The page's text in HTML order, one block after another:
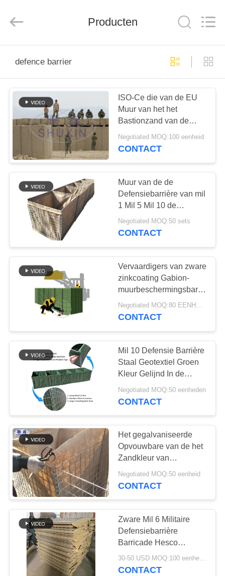
PRODUCTEN
OVER
ONS
FABRIEKSTOCHT
KWALITEITSCONTROLE
NEEM
CONTACT
MET
ONS
OFFERTE
AANVRAGEN
SITEMAP
PRIVACYBELEID
Ltd..
Producten
defence barrier
ISO-Ce die van de EU
Muur van het het
Bastionzand van de
Waaierdefensie de
Barrières Gelaste
Negotiated MOQ:100 eenheid
CONTACT
Muur van de de
Defensiebarrière van mil
1 Mil 5 Mil 10 de
Gegalvaniseerde
Gelaste Hesco voor
Negotiated MOQ:50 sets
CONTACT
Vervaardigers van zware
zinkcoating Gabion-
muurbeschermingsbarrières
voor
veiligheidsgrensbarrières
Negotiated MOQ:80 EENHEDEN
CONTACT
Mil 10 Defensie Barrière
Staal Geotextiel Groen
Kleur Gelijnd In de
bodem
Negotiated MOQ:50 eenheden
CONTACT
Het gegalvaniseerde
Opvouwbare van de het
Zandkleur van
Defensiebarrières Lange
Beroepsleven
Negotiated MOQ:50 eenheid
CONTACT
Zware Mil 6 Militaire
Defensiebarrière
Barricade Hesco
Barrière Prijs
30-50 USD MOQ:100 eenheden
CONTACT